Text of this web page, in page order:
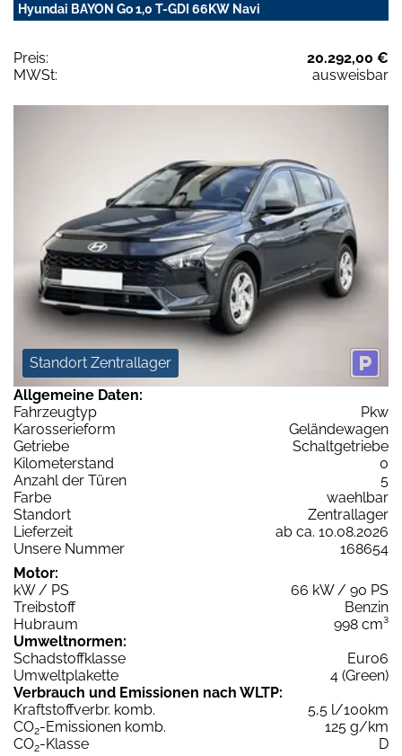
Hyundai BAYON Go 1,0 T-GDI 66KW Navi
Preis:
20.292,00 €
MWSt:
ausweisbar
Standort Zentrallager
Allgemeine Daten:
Fahrzeugtyp
Pkw
Karosserieform
Geländewagen
Getriebe
Schaltgetriebe
Kilometerstand
0
Anzahl der Türen
5
Farbe
waehlbar
Standort
Zentrallager
Lieferzeit
ab ca. 10.08.2026
Unsere Nummer
168654
Motor:
kW / PS
66 kW / 90 PS
Treibstoff
Benzin
Hubraum
998 cm³
Umweltnormen:
Schadstoffklasse
Euro6
Umweltplakette
4 (Green)
Verbrauch und Emissionen nach WLTP:
Kraftstoffverbr. komb.
5,5 l/100km
CO2-Emissionen komb.
125 g/km
CO2-Klasse
D